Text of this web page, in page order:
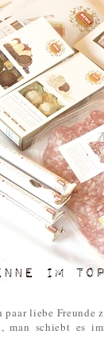
paar liebe Freunde
man schiebt es